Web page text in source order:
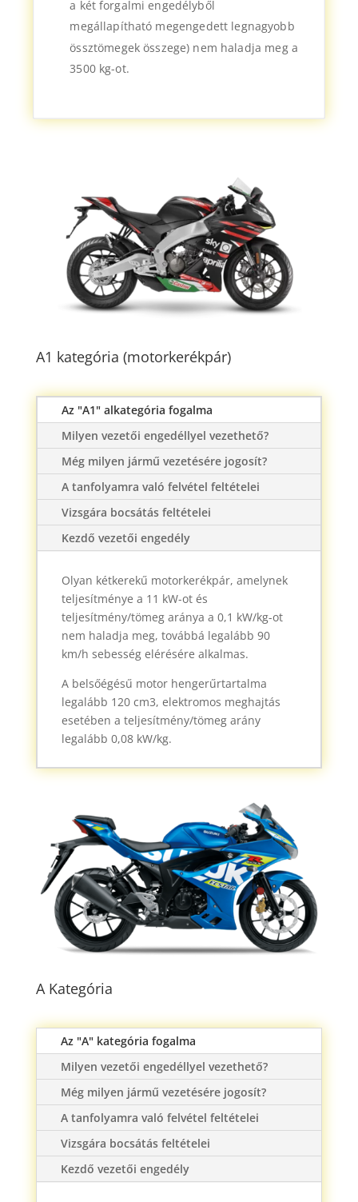
a két forgalmi engedélyből
megállapítható megengedett legnagyobb
össztömegek összege) nem haladja meg a
3500 kg-ot.
A1 kategória (motorkerékpár)
Az "A1" alkategória fogalma
Milyen vezetői engedéllyel vezethető?
Még milyen jármű vezetésére jogosít?
A tanfolyamra való felvétel feltételei
Vizsgára bocsátás feltételei
Kezdő vezetői engedély
Olyan kétkerekű motorkerékpár, amelynek
teljesítménye a 11 kW-ot és
teljesítmény/tömeg aránya a 0,1 kW/kg-ot
nem haladja meg, továbbá legalább 90
km/h sebesség elérésére alkalmas.
A belsőégésű motor hengerűrtartalma
legalább 120 cm3, elektromos meghajtás
esetében a teljesítmény/tömeg arány
legalább 0,08 kW/kg.
A Kategória
Az "A" kategória fogalma
Milyen vezetői engedéllyel vezethető?
Még milyen jármű vezetésére jogosít?
A tanfolyamra való felvétel feltételei
Vizsgára bocsátás feltételei
Kezdő vezetői engedély